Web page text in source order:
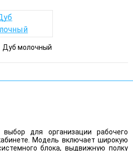
Дуб молочный
для организации рабочего
Модель включает широкую
блока, выдвижную полку